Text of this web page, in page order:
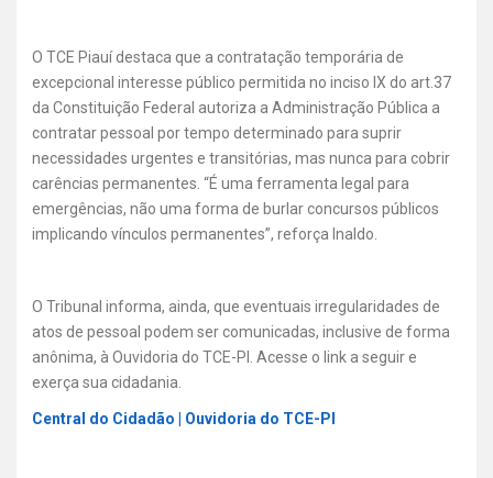
O TCE Piauí destaca que a contratação temporária de
excepcional interesse público permitida no inciso IX do art.37
da Constituição Federal autoriza a Administração Pública a
contratar pessoal por tempo determinado para suprir
necessidades urgentes e transitórias, mas nunca para cobrir
carências permanentes. “É uma ferramenta legal para
emergências, não uma forma de burlar concursos públicos
implicando vínculos permanentes”, reforça Inaldo.
O Tribunal informa, ainda, que eventuais irregularidades de
atos de pessoal podem ser comunicadas, inclusive de forma
anônima, à Ouvidoria do TCE-PI. Acesse o link a seguir e
exerça sua cidadania.
Central do Cidadão | Ouvidoria do TCE-PI